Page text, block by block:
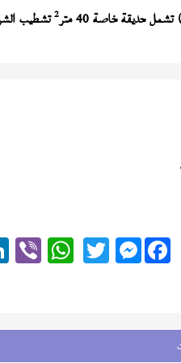
حديقة خاصة 40 متر 2
Messenger